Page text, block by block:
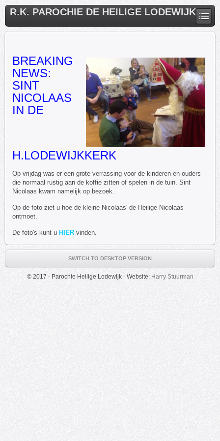
R.K. PAROCHIE DE HEILIGE LODEWIJK
BREAKING
NEWS:
SINT
NICOLAAS
IN DE
H.LODEWIJKKERK
Op vrijdag was er een grote verrassing voor de kinderen en ouders
die normaal rustig aan de koffie zitten of spelen in de tuin. Sint
Nicolaas kwam namelijk op bezoek.
Op de foto ziet u hoe de kleine Nicolaas' de Heilige Nicolaas
ontmoet.
De foto's kunt u HIER vinden.
SWITCH TO DESKTOP VERSION
© 2017 - Parochie Heilige Lodewijk - Website: Harry Stuurman